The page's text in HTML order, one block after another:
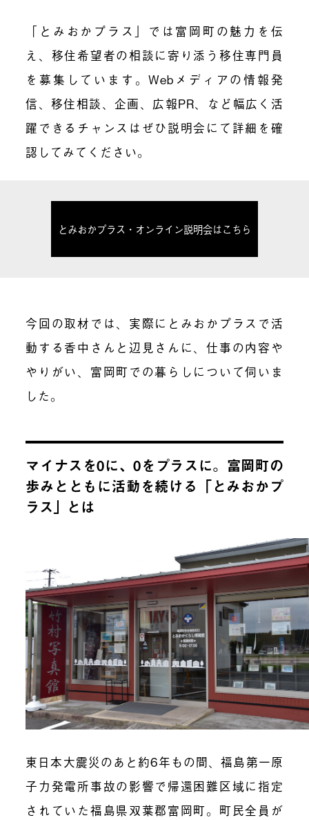
「とみおかプラス」では富岡町の魅力を伝
え、移住希望者の相談に寄り添う移住専門員
を募集しています。Webメディアの情報発
信、移住相談、企画、広報PR、など幅広く活
躍できるチャンスはぜひ説明会にて詳細を確
認してみてください。
とみおかプラス・オンライン説明会はこちら
今回の取材では、実際にとみおかプラスで活
動する香中さんと辺見さんに、仕事の内容や
やりがい、富岡町での暮らしについて伺いま
した。
マイナスを0に、0をプラスに。富岡町の
歩みとともに活動を続ける「とみおかプ
ラス」とは
東日本大震災のあと約6年もの間、福島第一原
子力発電所事故の影響で帰還困難区域に指定
されていた福島県双葉郡富岡町。町民全員が